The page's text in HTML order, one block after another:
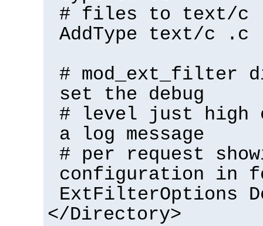
# files to text/c
AddType text/c .c
# mod_ext_filter
set the debug
# level just high
a log message
# per request
configuration in
ExtFilterOptions
</Directory>